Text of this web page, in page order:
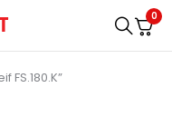
0
FS.180.K”